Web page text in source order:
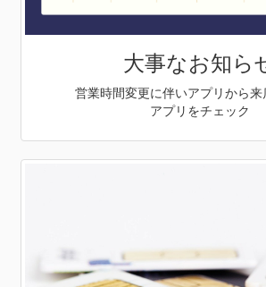
大事なお知ら
営業時間変更に伴いアプリから来
アプリをチェック